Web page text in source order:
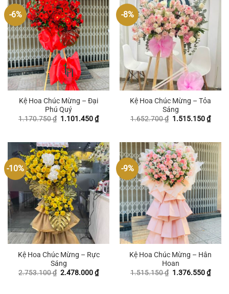
-6%
Kệ Hoa Chúc Mừng – Đại
Phú Quý
1.170.750₫ Giá
1.101.450₫Giá
hiện
1.101.450 ₫.
-8%
Kệ Hoa Chúc Mừng – Tỏa
Sáng
1.652.700₫ Giá
1.515.150₫Giá
hiện
-10%
Kệ Hoa Chúc Mừng – Rực
Sáng
2.753.100₫ Giá
2.478.000₫Giá
hiện
-9%
Kệ Hoa Chúc Mừng – Hân
Hoan
1.515.150₫ Giá
1.376.550₫Giá
hiện